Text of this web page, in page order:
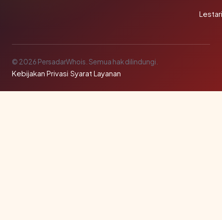
© 2026 PersadarWhois. Semua hak dilindungi.
Kebijakan Privasi·Syarat Layanan